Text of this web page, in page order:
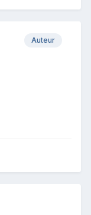
Auteur